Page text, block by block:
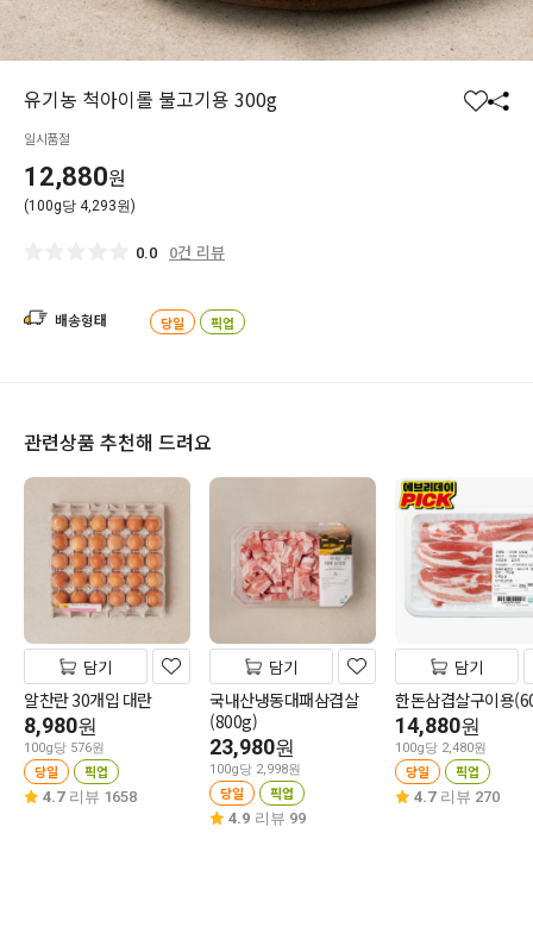
유기농 척아이롤 불고기용 300g
찜 공
일시품절
12,880원
(100g당 4,293원)
0.0 0건 리뷰
배송형태 당일 픽업
관련상품 추천해 드려요
담기
알찬란 30개입 대란
8,980원
100g당 576원
당일 픽업
4.7 리뷰 1658
담기
국내산냉동대패삼겹살
(800g)
23,980원
100g당 2,998원
당일 픽업
4.9 리뷰 99
담기
한돈삼겹살구이용
14,880원
100g당 2,480원
당일 픽업
4.7 리뷰 270